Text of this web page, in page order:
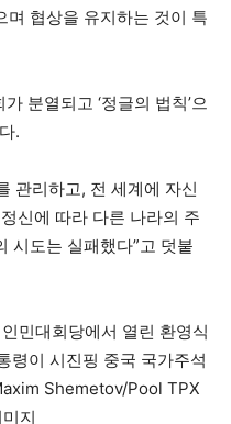
며 협상을 유지하는 것이 특
분열되고 ‘정글의 법칙’으
.
관리하고, 전 세계에 자신
신에 따라 다른 나라의 주
시도는 실패했다”고 덧붙